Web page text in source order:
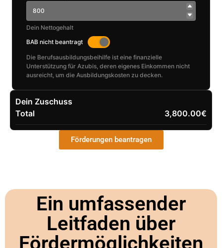
Dein Nettogehalt
BAB nicht beantragt
Die Berufsausbildungsbeihilfe ist eine finanzielle
Unterstützung für Azubis, deren eigenes Einkommen nicht
ausreicht, um die Ausbildungskosten zu decken.
Dein Zuschuss
Total
3,800.00€
Förderungen beantragen
Ein umfassender
Leitfaden über
Fördermöglichkeiten